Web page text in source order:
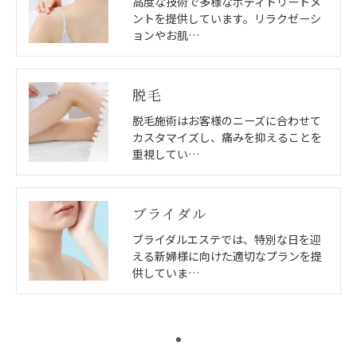
ントを提供しています。リラクゼーシ
ョンやお肌…
脱毛
脱毛施術はお客様のニーズに合わせて
カスタマイズし、痛みを抑えることを
重視してい…
ブライダル
ブライダルエステでは、特別な日を迎
える新婦様に向けた適切なプランを提
供していま…